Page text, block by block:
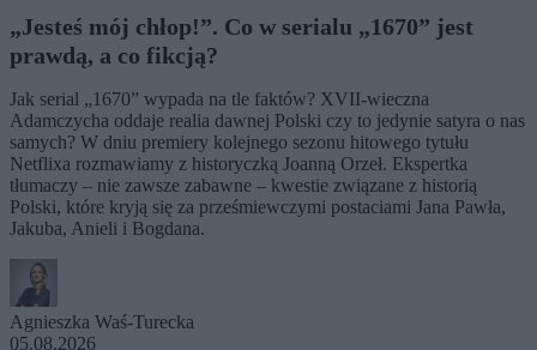
„Jesteś mój chłop!”. Co w serialu „1670” jest
prawdą, a co fikcją?
Jak serial „1670” wypada na tle faktów? XVII-wieczna
Adamczycha oddaje realia dawnej Polski czy to jedynie satyra o nas
samych? W dniu premiery kolejnego sezonu hitowego tytułu
Netflixa rozmawiamy z historyczką Joanną Orzeł. Ekspertka
tłumaczy – nie zawsze zabawne – kwestie związane z historią
Polski, które kryją się za prześmiewczymi postaciami Jana Pawła,
Jakuba, Anieli i Bogdana.
Agnieszka Waś-Turecka
05.08.2026